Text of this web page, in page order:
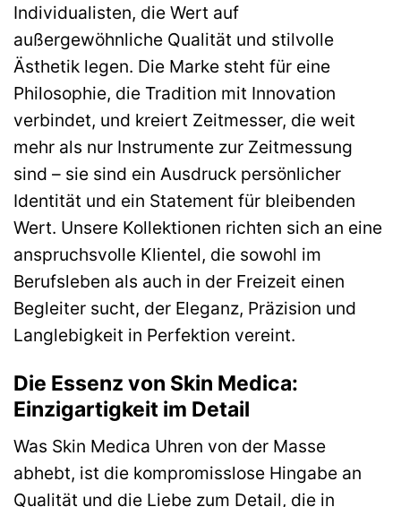
Individualisten, die Wert auf
außergewöhnliche Qualität und stilvolle
Ästhetik legen. Die Marke steht für eine
Philosophie, die Tradition mit Innovation
verbindet, und kreiert Zeitmesser, die weit
mehr als nur Instrumente zur Zeitmessung
sind – sie sind ein Ausdruck persönlicher
Identität und ein Statement für bleibenden
Wert. Unsere Kollektionen richten sich an eine
anspruchsvolle Klientel, die sowohl im
Berufsleben als auch in der Freizeit einen
Begleiter sucht, der Eleganz, Präzision und
Langlebigkeit in Perfektion vereint.
Die Essenz von Skin Medica:
Einzigartigkeit im Detail
Was Skin Medica Uhren von der Masse
abhebt, ist die kompromisslose Hingabe an
Qualität und die Liebe zum Detail, die in